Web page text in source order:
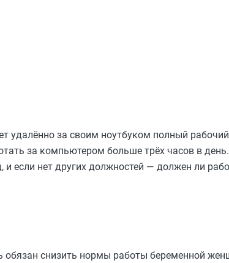
удалённо за своим ноутбуком полный
за компьютером больше трёх часов в
и если нет других должностей — должен ли
обязан снизить нормы работы беременной